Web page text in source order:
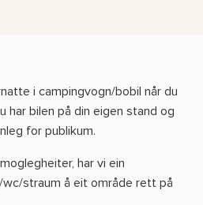
i campingvogn/bobil når du
har bilen på din eigen stand og
for publikum.
har vi ein
straum å eit område rett på